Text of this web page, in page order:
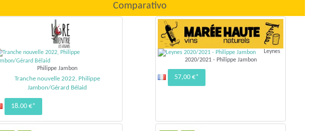
Comparativo
Philippe Jambon
Tranche nouvelle 2022, Philippe
Jambon/Gérard Bélaid
18.00 €*
Leynes
2020/2021 - Philippe Jambon
57,00 €*